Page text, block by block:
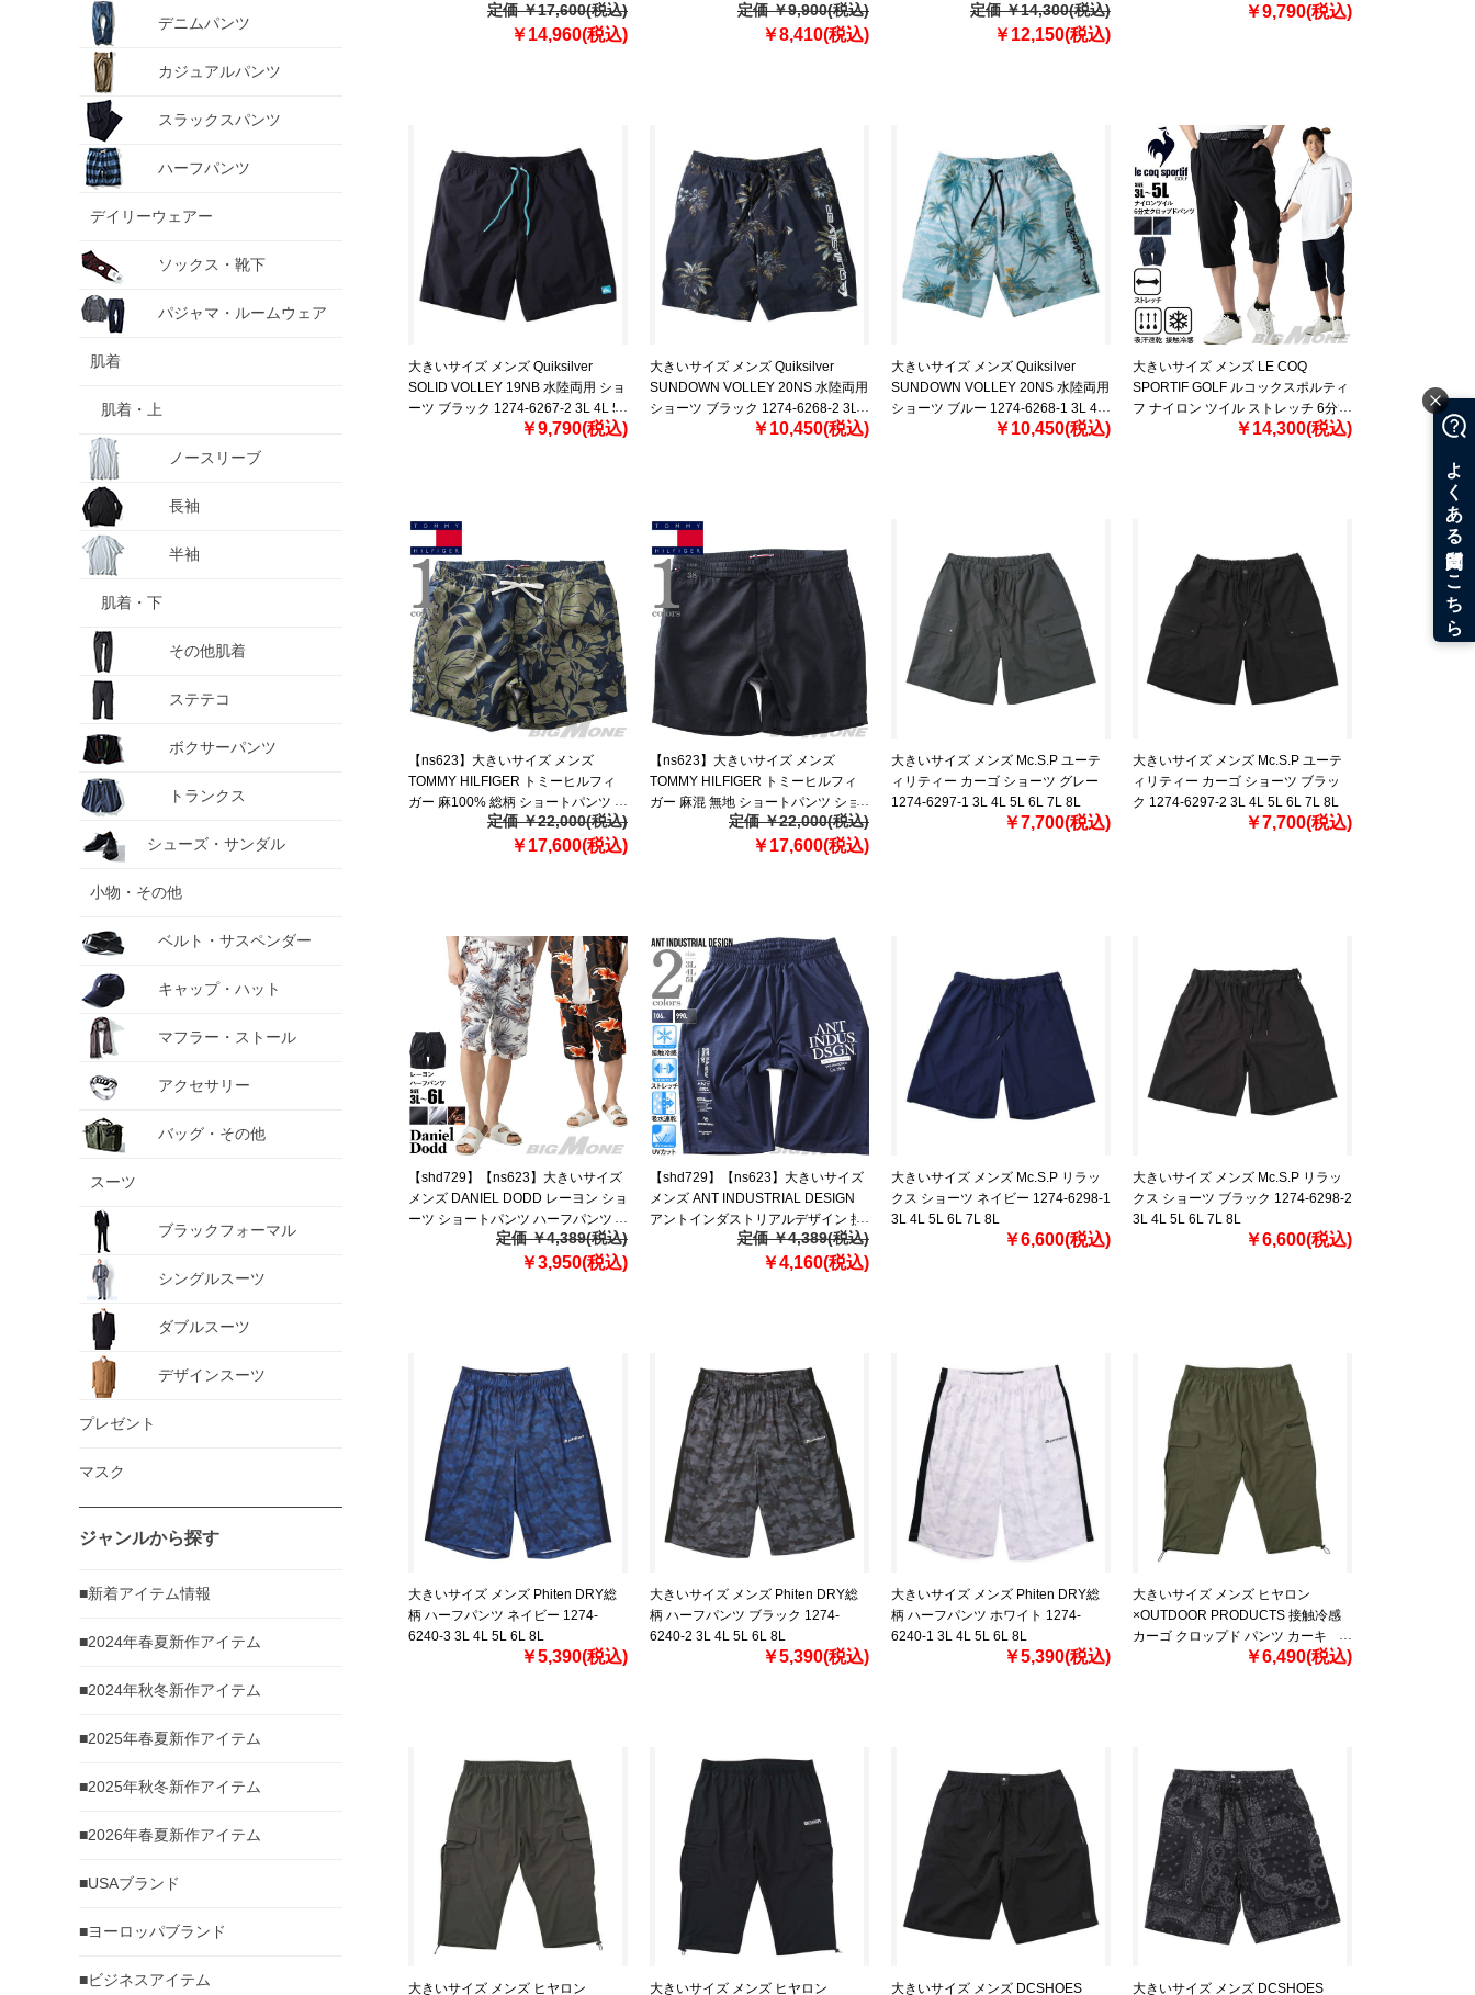
デニムパンツ
カジュアルパンツ
スラックスパンツ
ハーフパンツ
デイリーウェアー
ソックス・靴下
パジャマ・ルームウェア
肌着
肌着・上
ノースリーブ
長袖
半袖
肌着・下
その他肌着
ステテコ
ボクサーパンツ
トランクス
シューズ・サンダル
小物・その他
ベルト・サスペンダー
キャップ・ハット
マフラー・ストール
アクセサリー
バッグ・その他
スーツ
ブラックフォーマル
シングルスーツ
ダブルスーツ
デザインスーツ
プレゼント
マスク
ジャンルから探す
■新着アイテム情報
■2024年春夏新作アイテム
■2024年秋冬新作アイテム
■2025年春夏新作アイテム
■2025年秋冬新作アイテム
■2026年春夏新作アイテム
■USAブランド
■ヨーロッパブランド
■ビジネスアイテム
定価 ￥17,600(税込)
￥14,960(税込)
GOALKEEPER SHORTS USA直輸入
定価 ￥9,900(税込)
￥8,410(税込)
SHORTS-PRINT USA直輸入
定価 ￥14,300(税込)
￥12,150(税込)
￥9,790(税込)
大きいサイズ メンズ Quiksilver
SOLID VOLLEY 19NB 水陸両用 ショ
ーツ ブラック 1274-6267-2 3L 4L 5L
￥9,790(税込)
大きいサイズ メンズ Quiksilver
SUNDOWN VOLLEY 20NS 水陸両用
ショーツ ブラック 1274-6268-2 3L
￥10,450(税込)
大きいサイズ メンズ Quiksilver
SUNDOWN VOLLEY 20NS 水陸両用
ショーツ ブルー 1274-6268-1 3L 4L
￥10,450(税込)
大きいサイズ メンズ LE COQ
SPORTIF GOLF ルコックスポルティ
フ ナイロン ツイル ストレッチ 6分丈
クロップド パンツ ゴルフウエア 吸
￥14,300(税込)
【ns623】大きいサイズ メンズ
TOMMY HILFIGER トミーヒルフィ
ガー 麻100% 総柄 ショートパンツ シ
ョーツ USA直輸入 mw0mw42546
定価 ￥22,000(税込)
￥17,600(税込)
【ns623】大きいサイズ メンズ
TOMMY HILFIGER トミーヒルフィ
ガー 麻混 無地 ショートパンツ ショ
ーツ USA直輸入 mw0mw44353
定価 ￥22,000(税込)
￥17,600(税込)
大きいサイズ メンズ Mc.S.P ユーテ
ィリティー カーゴ ショーツ グレー
1274-6297-1 3L 4L 5L 6L 7L 8L
￥7,700(税込)
大きいサイズ メンズ Mc.S.P ユーテ
ィリティー カーゴ ショーツ ブラッ
ク 1274-6297-2 3L 4L 5L 6L 7L 8L
￥7,700(税込)
【shd729】【ns623】大きいサイズ
メンズ DANIEL DODD レーヨン ショ
ーツ ショートパンツ ハーフパンツ
春夏新作 653-sp260201s 【fre】
定価 ￥4,389(税込)
￥3,950(税込)
【shd729】【ns623】大きいサイズ
メンズ ANT INDUSTRIAL DESIGN
アントインダストリアルデザイン 接
触冷感 ストレッチ ショーツ ショー
トパンツ ハーフパンツ 吸水速乾 UV
定価 ￥4,389(税込)
￥4,160(税込)
大きいサイズ メンズ Mc.S.P リラッ
クス ショーツ ネイビー 1274-6298-1
3L 4L 5L 6L 7L 8L
￥6,600(税込)
大きいサイズ メンズ Mc.S.P リラッ
クス ショーツ ブラック 1274-6298-2
3L 4L 5L 6L 7L 8L
￥6,600(税込)
大きいサイズ メンズ Phiten DRY総
柄 ハーフパンツ ネイビー 1274-
6240-3 3L 4L 5L 6L 8L
￥5,390(税込)
大きいサイズ メンズ Phiten DRY総
柄 ハーフパンツ ブラック 1274-
6240-2 3L 4L 5L 6L 8L
￥5,390(税込)
大きいサイズ メンズ Phiten DRY総
柄 ハーフパンツ ホワイト 1274-
6240-1 3L 4L 5L 6L 8L
￥5,390(税込)
大きいサイズ メンズ ヒヤロン
×OUTDOOR PRODUCTS 接触冷感
カーゴ クロップド パンツ カーキ
1274-6270-3 3L 4L 5L 6L 7L 8L
￥6,490(税込)
大きいサイズ メンズ ヒヤロン 大きいサイズ メンズ ヒヤロン 大きいサイズ メンズ DCSHOES 大きいサイズ メンズ DCSHOES